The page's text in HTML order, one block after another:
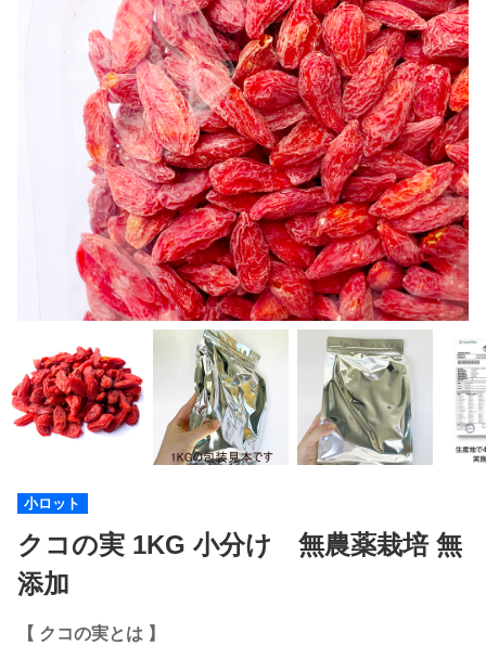
小ロット
クコの実 1KG 小分け 無農薬栽培 無
添加
【 クコの実とは 】